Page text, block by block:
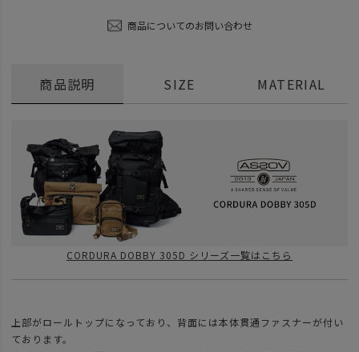
商品についてのお問い合わせ
商品説明
CORDURA DOBBY 305D シリーズ一覧はこちら
上部がロールトップになっており、背面には本体貫通ファスナーが付い
ております。
SIZE MATERIAL